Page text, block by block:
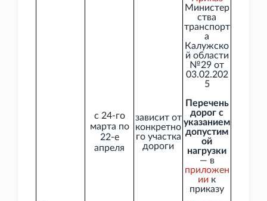
с 24-го
марта по
22-е
апреля
зависит от
конкретно
го участка
дороги
Министер
ства
транспорт
а
Калужско
й области
№29 от
03.02.202
5
Перечень
дорог с
указанием
допустим
ой
нагрузки
— в
приложен
ии к
приказу